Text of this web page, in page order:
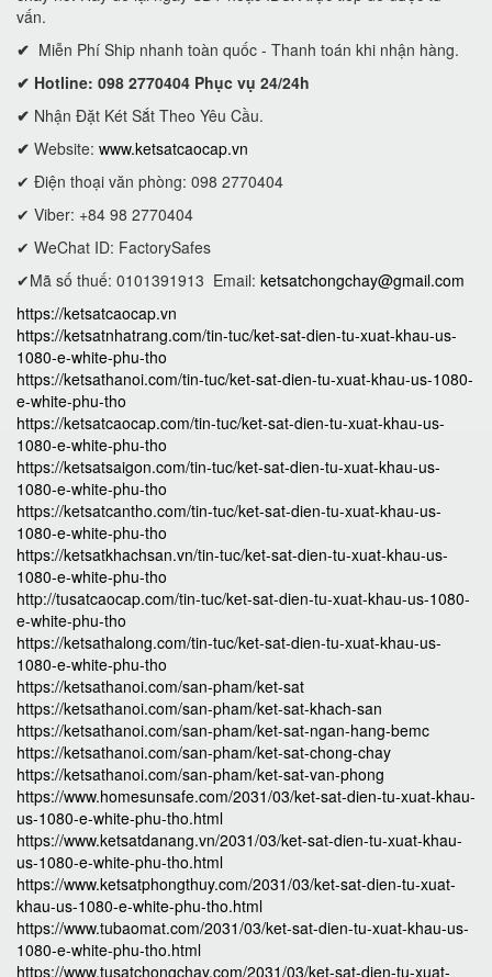
vấn.
✔ Miễn Phí Ship nhanh toàn quốc - Thanh toán khi nhận hàng.
✔ Hotline: 098 2770404 Phục vụ 24/24h
✔ Nhận Đặt Két Sắt Theo Yêu Cầu.
✔ Website: www.ketsatcaocap.vn
✔ Điện thoại văn phòng: 098 2770404
✔ Viber: +84 98 2770404
✔ WeChat ID: FactorySafes
✔Mã số thuế: 0101391913 Email: ketsatchongchay@gmail.com
https://ketsatcaocap.vn
https://ketsatnhatrang.com/tin-tuc/ket-sat-dien-tu-xuat-khau-us-
1080-e-white-phu-tho
https://ketsathanoi.com/tin-tuc/ket-sat-dien-tu-xuat-khau-us-1080-
e-white-phu-tho
https://ketsatcaocap.com/tin-tuc/ket-sat-dien-tu-xuat-khau-us-
1080-e-white-phu-tho
https://ketsatsaigon.com/tin-tuc/ket-sat-dien-tu-xuat-khau-us-
1080-e-white-phu-tho
https://ketsatcantho.com/tin-tuc/ket-sat-dien-tu-xuat-khau-us-
1080-e-white-phu-tho
https://ketsatkhachsan.vn/tin-tuc/ket-sat-dien-tu-xuat-khau-us-
1080-e-white-phu-tho
http://tusatcaocap.com/tin-tuc/ket-sat-dien-tu-xuat-khau-us-1080-
e-white-phu-tho
https://ketsathalong.com/tin-tuc/ket-sat-dien-tu-xuat-khau-us-
1080-e-white-phu-tho
https://ketsathanoi.com/san-pham/ket-sat
https://ketsathanoi.com/san-pham/ket-sat-khach-san
https://ketsathanoi.com/san-pham/ket-sat-ngan-hang-bemc
https://ketsathanoi.com/san-pham/ket-sat-chong-chay
https://ketsathanoi.com/san-pham/ket-sat-van-phong
https://www.homesunsafe.com/2031/03/ket-sat-dien-tu-xuat-khau-
us-1080-e-white-phu-tho.html
https://www.ketsatdanang.vn/2031/03/ket-sat-dien-tu-xuat-khau-
us-1080-e-white-phu-tho.html
https://www.ketsatphongthuy.com/2031/03/ket-sat-dien-tu-xuat-
khau-us-1080-e-white-phu-tho.html
https://www.tubaomat.com/2031/03/ket-sat-dien-tu-xuat-khau-us-
1080-e-white-phu-tho.html
https://www.tusatchongchay.com/2031/03/ket-sat-dien-tu-xuat-